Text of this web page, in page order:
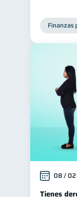
Fraudes
Finanzas
08 / 02
Tienes